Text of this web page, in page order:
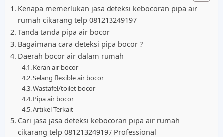
Kenapa memerlukan jasa deteksi kebocoran pipa air
rumah cikarang telp 081213249197
Tanda tanda pipa air bocor
Bagaimana cara deteksi pipa bocor ?
Daerah bocor air dalam rumah
Keran air bocor
Selang flexible air bocor
Wastafel/toilet bocor
Pipa air bocor
Artikel Terkait
Cari jasa jasa deteksi kebocoran pipa air rumah
cikarang telp 081213249197 Professional